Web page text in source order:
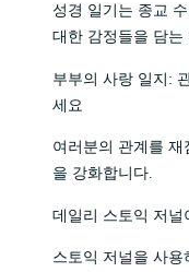
성경 일기는 종교
대한 감정들을 담는
부부의 사랑 일지:
세요
여러분의 관계를
을 강화합니다.
데일리 스토익 저널
스토익 저널을 사용